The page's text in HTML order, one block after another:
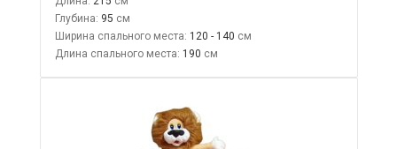
Глубина: 95
Ширина спального места: 120 - 140
Длина спального места: 190